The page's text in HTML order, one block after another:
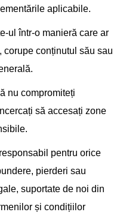
aplicabile.
ul într-o manieră care ar
corupe conținutul său sau
nu compromiteți
să accesați zone
pentru orice
pierderi sau
suportate de noi din
și condițiilor